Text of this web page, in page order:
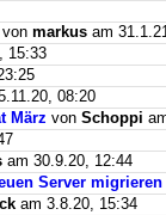
von markus am
15:33
08:20
März von Schoppi
am 30.9.20, 12:44
Server migrieren
am 3.8.20, 15:34